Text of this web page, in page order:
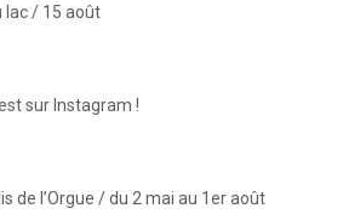
lac / 15 août
sur Instagram !
de l’Orgue / du 2 mai au 1er août